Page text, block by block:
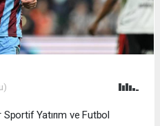
Yatırım ve Futbol